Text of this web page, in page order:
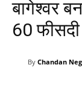
बागेश्वर
60 फीसदी
By Chandan